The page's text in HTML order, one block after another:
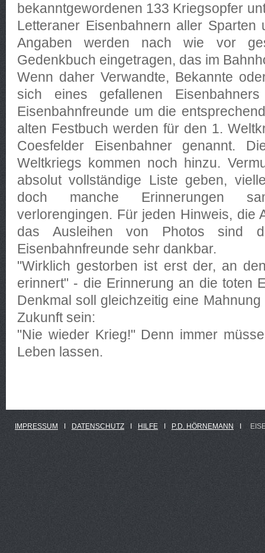
bekanntgewordenen 133 Kriegsopfer
Letteraner Eisenbahnern aller Sparten
Angaben werden nach wie vor
Gedenkbuch eingetragen, das im
Wenn daher Verwandte, Bekannte
sich eines gefallenen
Eisenbahnfreunde um die
alten Festbuch werden für den 1.
Coesfelder Eisenbahner genannt.
Weltkriegs kommen noch hinzu.
absolut vollständige Liste geben,
doch manche Erinnerungen
verlorengingen. Für jeden Hinweis, die
das Ausleihen von Photos sind
Eisenbahnfreunde sehr dankbar.
"Wirklich gestorben ist erst der, an
erinnert" - die Erinnerung an die toten
Denkmal soll gleichzeitig eine
Zukunft sein:
"Nie wieder Krieg!" Denn immer
Leben lassen.
IMPRESSUM DATENSCHUTZ HILFE P.D. HÖRNEMANN